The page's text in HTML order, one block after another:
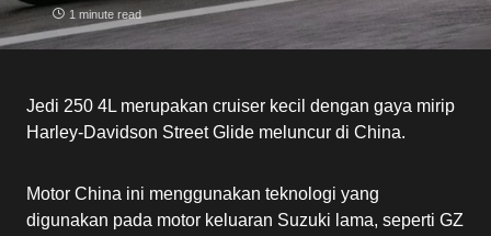
1 minute read
Jedi 250 4L merupakan cruiser kecil dengan gaya mirip
Harley-Davidson Street Glide meluncur di China.
Motor China ini menggunakan teknologi yang
digunakan pada motor keluaran Suzuki lama, seperti GZ